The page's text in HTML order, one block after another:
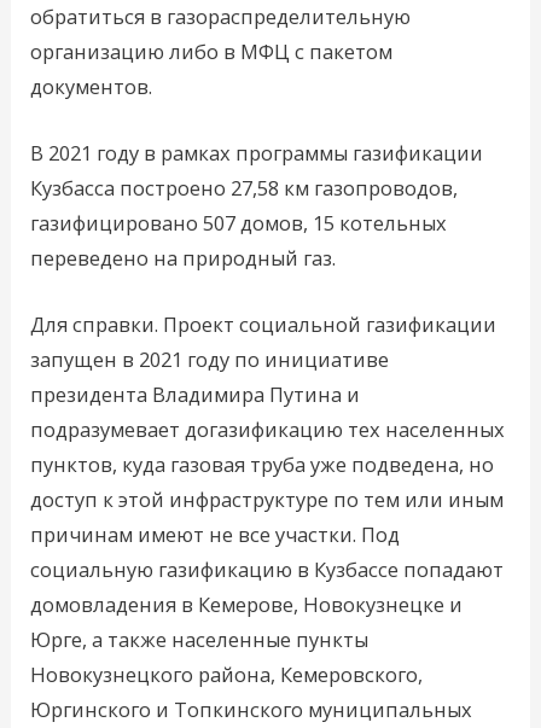
обратиться в газораспределительную
организацию либо в МФЦ с пакетом
документов.
В 2021 году в рамках программы газификации
Кузбасса построено 27,58 км газопроводов,
газифицировано 507 домов, 15 котельных
переведено на природный газ.
Для справки. Проект социальной газификации
запущен в 2021 году по инициативе
президента Владимира Путина и
подразумевает догазификацию тех населенных
пунктов, куда газовая труба уже подведена, но
доступ к этой инфраструктуре по тем или иным
причинам имеют не все участки. Под
социальную газификацию в Кузбассе попадают
домовладения в Кемерове, Новокузнецке и
Юрге, а также населенные пункты
Новокузнецкого района, Кемеровского,
Юргинского и Топкинского муниципальных